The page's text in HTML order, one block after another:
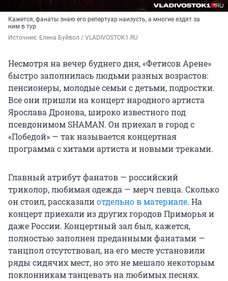
Кажется, фанаты знаю его репертуар наизусть, а многие ездят за
ним в тур
Источник: Елена Буйвол / VLADIVOSTOK1.RU
Несмотря на вечер буднего дня, «Фетисов Арене»
быстро заполнилась людьми разных возрастов:
пенсионеры, молодые семьи с детьми, подростки.
Все они пришли на концерт народного артиста
Ярослава Дронова, широко известного под
псевдонимом SHAMAN. Он приехал в город с
«Победой» — так называется концертная
программа с хитами артиста и новыми треками.
Главный атрибут фанатов — российский
триколор, любимая одежда — мерч певца. Сколько
он стоил, рассказалиотдельно в материале. На
концерт приехали из других городов Приморья и
даже России. Концертный зал был, кажется,
полностью заполнен преданными фанатами —
танцпол отсутствовал, на его месте установили
ряды сидячих мест, но это не мешало некоторым
поклонникам танцевать на любимых песнях.